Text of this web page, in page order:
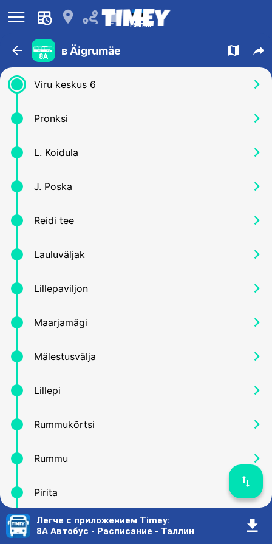
󰍜 󰍎 󰂚 Таллин
󰁍 8A в Äigrumäe 󰍍 󰒖
Viru keskus 6 󰅂
Pronksi 󰅂
L. Koidula 󰅂
J. Poska 󰅂
Reidi tee 󰅂
Lauluväljak 󰅂
Lillepaviljon 󰅂
Maarjamägi 󰅂
Mälestusvälja 󰅂
Lillepi 󰅂
Rummukõrtsi 󰅂
Rummu 󰅂
Pirita 󰅂
Supluse puiestee 󰅂
󰓢
Легче с приложением Timey:
8A Автобус - Расписание - Таллин
󰇚